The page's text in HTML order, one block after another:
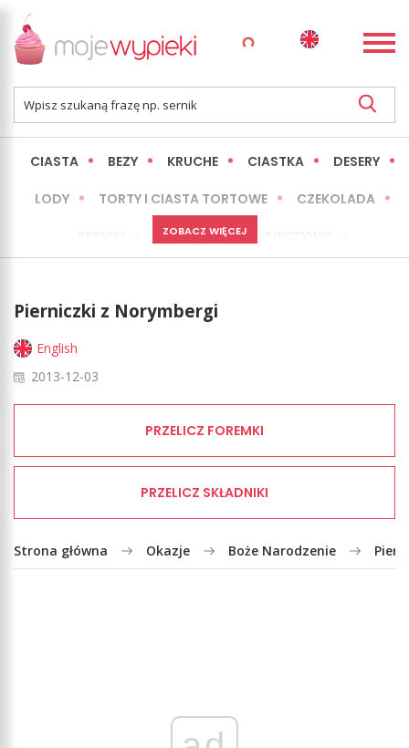
CIASTA BEZY KRUCHE CIASTKA DESERY
LODY TORTY I CIASTA TORTOWE CZEKOLADA
MINI WYPIEKI
LŻEJSZE / ZDROWSZE
ZOBACZ WIĘCEJ
Pierniczki z Norymbergi
English
2013-12-03
PRZELICZ FOREMKI
PRZELICZ SKŁADNIKI
Strona główna Okazje Boże Narodzenie